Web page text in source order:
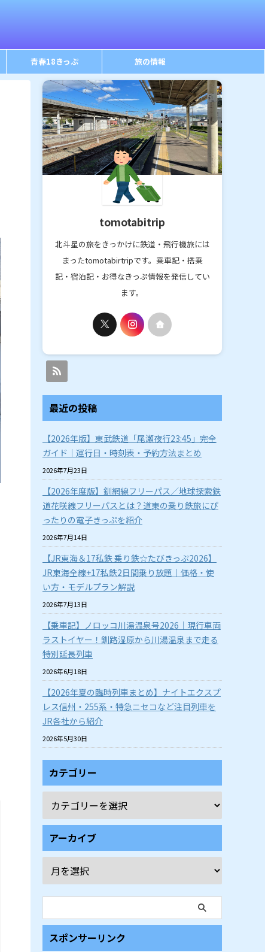
青春18きっぷ 旅の情報
tomotabitrip
北斗星の旅をきっかけに鉄道・飛行機旅には
まったtomotabirtripです。乗車記・搭乗
記・宿泊記・お得なきっぷ情報を発信してい
ます。
最近の投稿
【2026年版】東武鉄道「尾瀬夜行23:45」完全
ガイド｜運行日・時刻表・予約方法まとめ
2026年7月23日
【2026年度版】釧網線フリーパス／地球探索鉄
道花咲線フリーパスとは？道東の乗り鉄旅にぴ
ったりの電子きっぷを紹介
2026年7月14日
【JR東海＆17私鉄 乗り鉄☆たびきっぷ2026】
JR東海全線+17私鉄2日間乗り放題｜価格・使
い方・モデルプラン解説
2026年7月13日
【乗車記】ノロッコ川湯温泉号2026｜現行車両
ラストイヤー！釧路湿原から川湯温泉まで走る
特別延長列車
2026年6月18日
【2026年夏の臨時列車まとめ】ナイトエクスプ
レス信州・255系・特急ニセコなど注目列車を
JR各社から紹介
2026年5月30日
カテゴリー
アーカイブ
スポンサーリンク